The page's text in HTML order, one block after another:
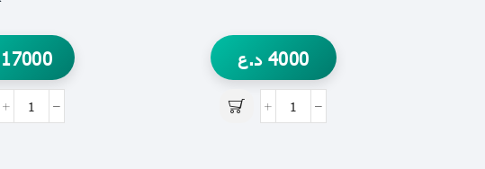
4000 د.ع 17000